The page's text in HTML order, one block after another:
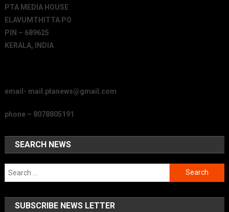
PTA MEDIA HOUSE
ELAVUMTHITTA PO
PIN – 689625
KERALA, INDIA
email- mail.ptanews@gmail.com
phone – 8078805191
SEARCH NEWS
Search
for:
SUBSCRIBE NEWS LETTER